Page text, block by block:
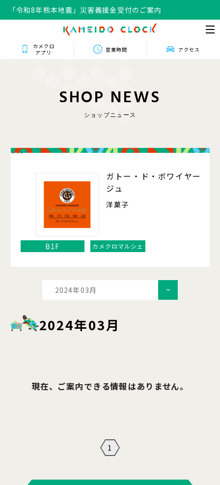
「令和8年熊本地震」災害義援金受付のご案内
カメクロ
アプリ
営業時間 アクセス
SHOP NEWS
ショップニュース
016
ガトー・ド・ボワイヤー
ジュ
洋菓子
B1F カメクロマルシェ
2024年03月
2024年03月
現在、ご案内できる情報はありません。
1